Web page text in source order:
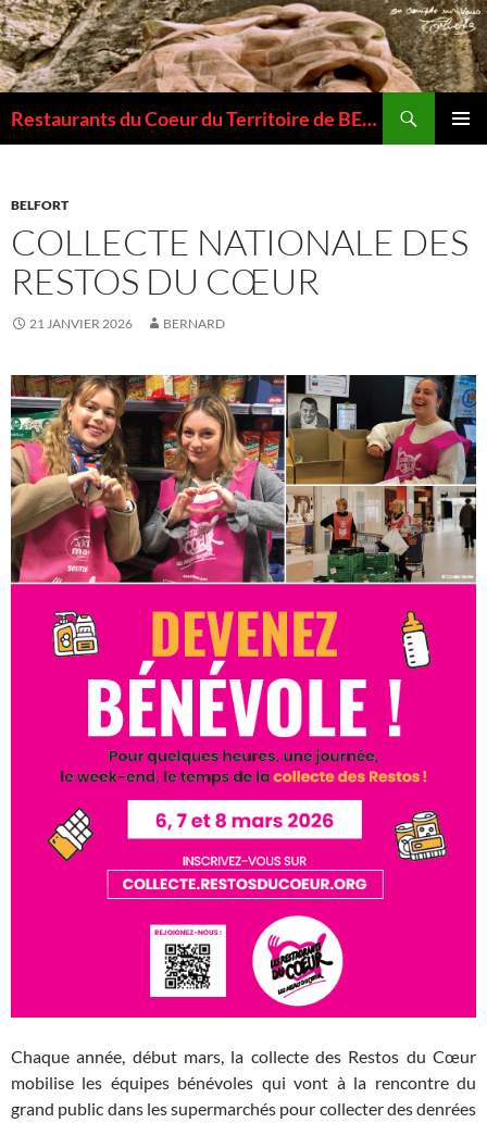
Restaurants du Coeur du Territoire de BELFORT
BELFORT
COLLECTE NATIONALE DES
RESTOS DU CŒUR
21 JANVIER 2026 BERNARD
Chaque année, début mars, la collecte des Restos du Cœur
mobilise les équipes bénévoles qui vont à la rencontre du
grand public dans les supermarchés pour collecter des denrées